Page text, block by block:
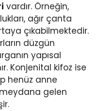
vardır. Örneğin,
ağır çanta
çıkabilmektedir.
düzgün
yapısal
Konjenital kifoz ise
henüz anne
gelen